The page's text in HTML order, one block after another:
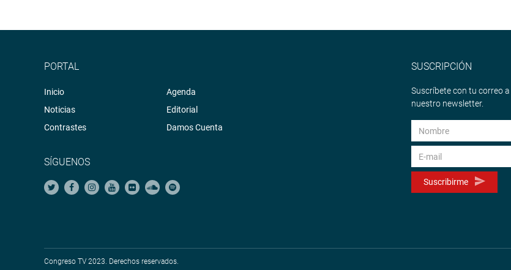
PORTAL
Inicio
Noticias
Contrastes
Agenda
Editorial
Damos Cuenta
SÍGUENOS
SUSCRIPCIÓN
Suscríbete con tu correo a
nuestro newsletter.
Suscribirme
Congreso TV 2023. Derechos reservados.